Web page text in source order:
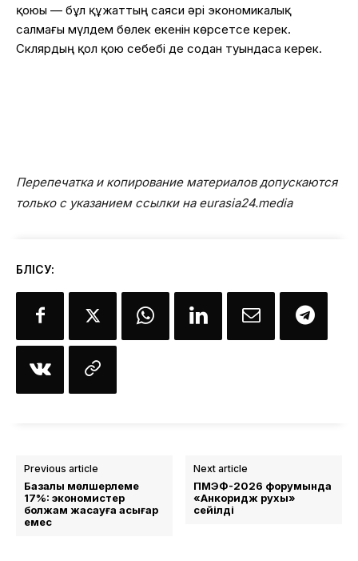
қоюы — бұл құжаттың саяси әрі экономикалық
салмағы мүлдем бөлек екенін көрсетсе керек.
Склярдың қол қою себебі де содан туындаса керек.
Перепечатка и копирование материалов допускаются
только с указанием ссылки на eurasia24.media
БӨЛІСУ:
Previous article
Базалық мөлшерлеме
17%: экономистер
болжам жасауға асығар
емес
Next article
ПМЭФ-2026 форумында
«Анкоридж рухы»
сейілді